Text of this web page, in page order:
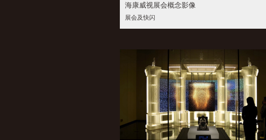
海康威视展会概念影像
展会及快闪